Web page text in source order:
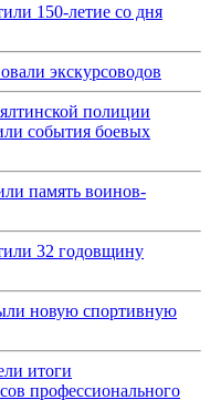
150-летие со дня
экскурсоводов
полиции
события боевых
память воинов-
32 годовщину
новую спортивную
итоги
профессионального